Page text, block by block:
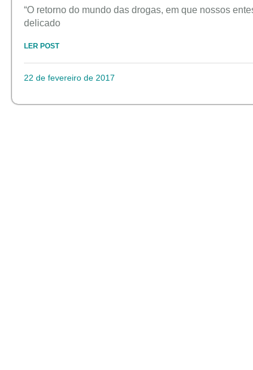
“O retorno do mundo das drogas, em que nossos
delicado
LER POST
22 de fevereiro de 2017